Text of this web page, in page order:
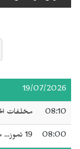
19/07/2026
08:10 مخلفات
08:00 19 تموز... من فوهات البنادق إلى طاولات الحوار